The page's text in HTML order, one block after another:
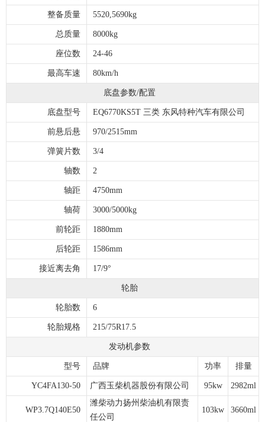
整备质量 5520,5690kg
总质量 8000kg
座位数 24-46
最高车速 80km/h
底盘参数/配置
底盘型号 EQ6770KS5T 三类 东风特种汽车有限公司
前悬后悬 970/2515mm
弹簧片数 3/4
轴数 2
轴距 4750mm
轴荷 3000/5000kg
前轮距 1880mm
后轮距 1586mm
接近离去角 17/9°
轮胎
轮胎数 6
轮胎规格 215/75R17.5
发动机参数
型号 品牌 功率 排量
YC4FA130-50 广西玉柴机器股份有限公司 95kw 2982ml
WP3.7Q140E50
潍柴动力扬州柴油机有限责
任公司
103kw 3660ml